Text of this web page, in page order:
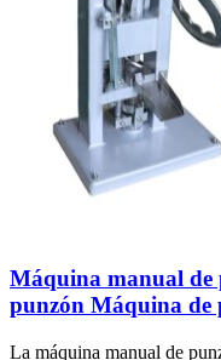
Máquina manual de
punzón Máquina de
La máquina manual de